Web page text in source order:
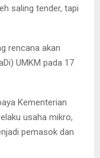
saling tender, tapi
rencana akan
UMKM pada 17
Kementerian
usaha mikro,
pemasok dan